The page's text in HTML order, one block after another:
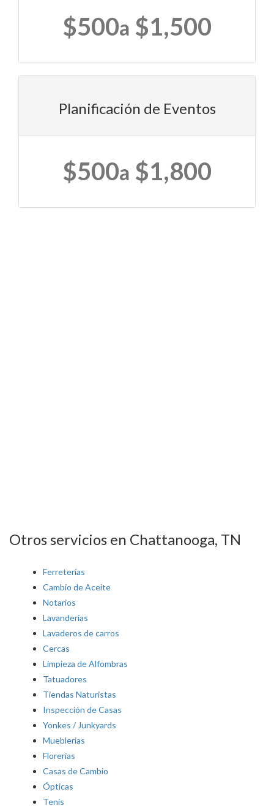
$500a $1,500
Planificación de Eventos
$500a $1,800
Otros servicios en Chattanooga, TN
Ferreterías
Cambio de Aceite
Notarios
Lavanderías
Lavaderos de carros
Cercas
Limpieza de Alfombras
Tatuadores
Tiendas Naturistas
Inspección de Casas
Yonkes / Junkyards
Mueblerias
Florerías
Casas de Cambio
Ópticas
Tenis